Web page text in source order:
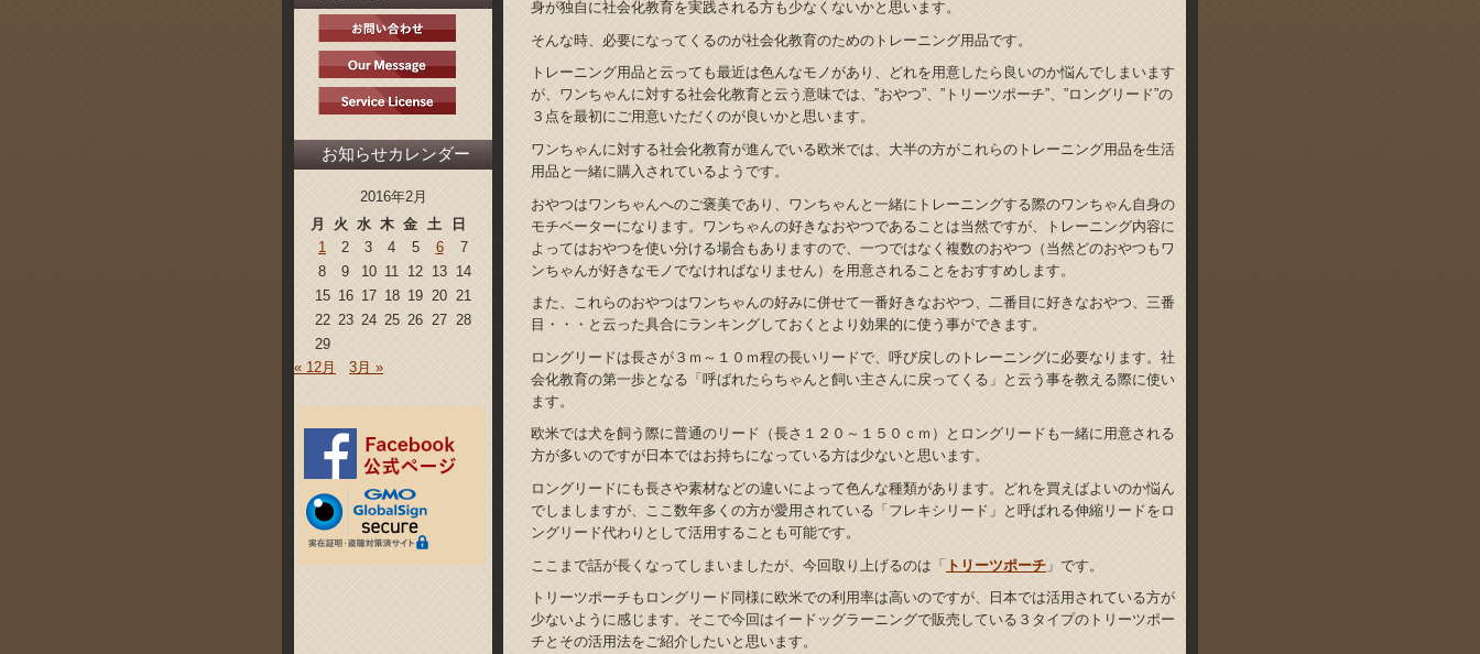
身が独自に社会化教育を実践される方も少なくないかと思います。
そんな時、必要になってくるのが社会化教育のためのトレーニング用品です。
トレーニング用品と云っても最近は色んなモノがあり、どれを用意したら良いのか悩んでしまいます
が、ワンちゃんに対する社会化教育と云う意味では、”おやつ”、”トリーツポーチ”、”ロングリード”の
３点を最初にご用意いただくのが良いかと思います。
ワンちゃんに対する社会化教育が進んでいる欧米では、大半の方がこれらのトレーニング用品を生活
用品と一緒に購入されているようです。
おやつはワンちゃんへのご褒美であり、ワンちゃんと一緒にトレーニングする際のワンちゃん自身の
モチベーターになります。ワンちゃんの好きなおやつであることは当然ですが、トレーニング内容に
よってはおやつを使い分ける場合もありますので、一つではなく複数のおやつ（当然どのおやつもワ
ンちゃんが好きなモノでなければなりません）を用意されることをおすすめします。
また、これらのおやつはワンちゃんの好みに併せて一番好きなおやつ、二番目に好きなおやつ、三番
目・・・と云った具合にランキングしておくとより効果的に使う事ができます。
ロングリードは長さが３ｍ～１０ｍ程の長いリードで、呼び戻しのトレーニングに必要なります。社
会化教育の第一歩となる「呼ばれたらちゃんと飼い主さんに戻ってくる」と云う事を教える際に使い
ます。
欧米では犬を飼う際に普通のリード（長さ１２０～１５０ｃｍ）とロングリードも一緒に用意される
方が多いのですが日本ではお持ちになっている方は少ないと思います。
ロングリードにも長さや素材などの違いによって色んな種類があります。どれを買えばよいのか悩ん
でしましますが、ここ数年多くの方が愛用されている「フレキシリード」と呼ばれる伸縮リードをロ
ングリード代わりとして活用することも可能です。
ここまで話が長くなってしまいましたが、今回取り上げるのは「 トリーツポーチ 」です。
トリーツポーチもロングリード同様に欧米での利用率は高いのですが、日本では活用されている方が
少ないように感じます。そこで今回はイードッグラーニングで販売している３タイプのトリーツポー
チとその活用法をご紹介したいと思います。
お知らせカレンダー
2016年2月
月
火 水 木 金 土
日
1
2 3 4 5 6
7
8
9 10 11 12 13 14
15 16 17 18 19 20 21
22 23 24 25 26 27 28
29
« 12月
3月 »